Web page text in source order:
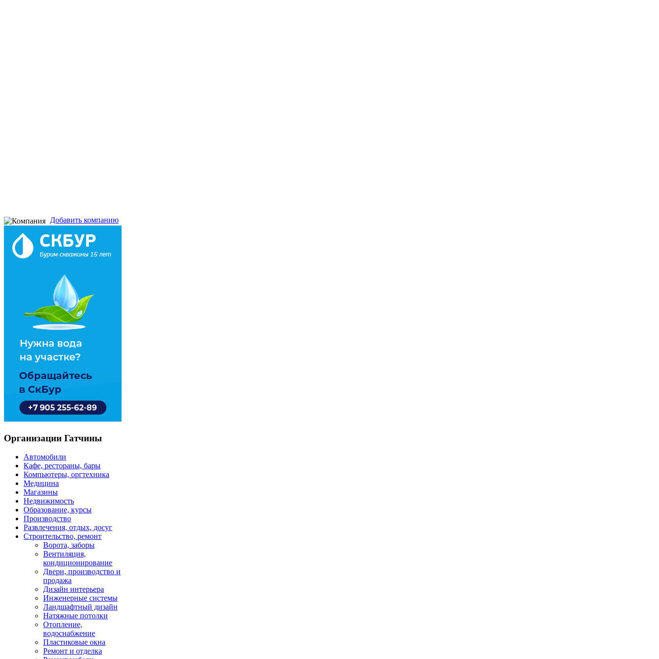
Добавить компанию
Организации Гатчины
Автомобили
Кафе, рестораны, бары
Компьютеры, оргтехника
Медицина
Магазины
Недвижимость
Образование, курсы
Производство
Развлечения, отдых, досуг
Строительство, ремонт
Ворота, заборы
Вентиляция,
кондиционирование
Двери, производство и
продажа
Дизайн интерьера
Инженерные системы
Ландшафтный дизайн
Натяжные потолки
Отопление,
водоснабжение
Пластиковые окна
Ремонт и отделка